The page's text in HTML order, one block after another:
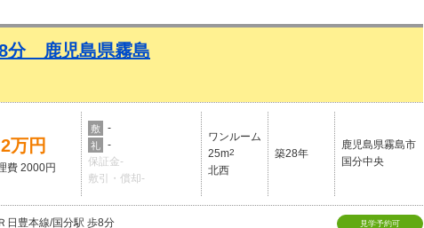
8分 鹿児島県霧島
万円
費 2000円
敷 -
礼
-
保証金-
敷引・償却-
ワンルーム
25m2
北西
築28年
鹿児島県霧島市
国分中央
日豊本線/国分駅 歩8分 見学予約可